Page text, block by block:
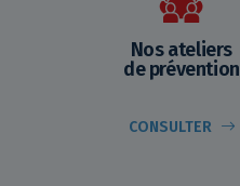
Nos ateliers
de prévention
CONSULTER